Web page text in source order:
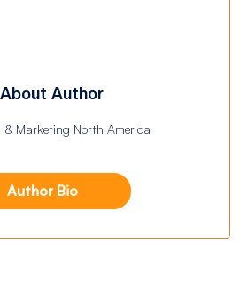
About Author
& Marketing North America
Author Bio